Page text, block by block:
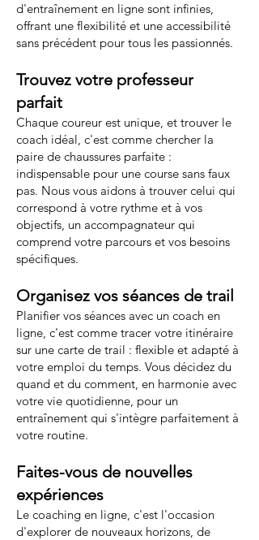
d'entraînement en ligne sont infinies,
offrant une flexibilité et une accessibilité
sans précédent pour tous les passionnés.
Trouvez votre professeur
parfait
Chaque coureur est unique, et trouver le
coach idéal, c'est comme chercher la
paire de chaussures parfaite :
indispensable pour une course sans faux
pas. Nous vous aidons à trouver celui qui
correspond à votre rythme et à vos
objectifs, un accompagnateur qui
comprend votre parcours et vos besoins
spécifiques.
Organisez vos séances de trail
Planifier vos séances avec un coach en
ligne, c'est comme tracer votre itinéraire
sur une carte de trail : flexible et adapté à
votre emploi du temps. Vous décidez du
quand et du comment, en harmonie avec
votre vie quotidienne, pour un
entraînement qui s'intègre parfaitement à
votre routine.
Faites-vous de nouvelles
expériences
Le coaching en ligne, c'est l'occasion
d'explorer de nouveaux horizons, de